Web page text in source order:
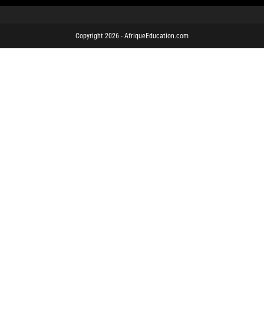
Copyright 2026 - AfriqueEducation.com